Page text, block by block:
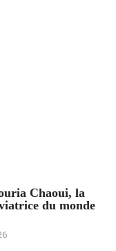
Chaoui, la
du monde